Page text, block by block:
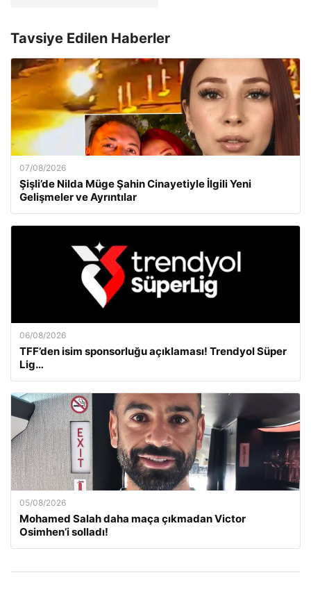
Tavsiye Edilen Haberler
07/08/2026
Şişli’de Nilda Müge Şahin Cinayetiyle İlgili Yeni
Gelişmeler ve Ayrıntılar
06/08/2026
TFF’den isim sponsorluğu açıklaması! Trendyol Süper
Lig…
05/08/2026
Mohamed Salah daha maça çıkmadan Victor
Osimhen’i solladı!